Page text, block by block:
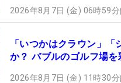
2026年8月7日 (金) 06時59分
「いつかはクラウン」
か？ バブルのゴルフ場を
2026年8月7日 (金) 11時30分